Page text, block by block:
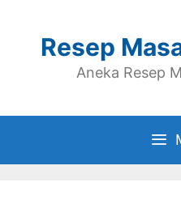
contentResep
Aneka Resep